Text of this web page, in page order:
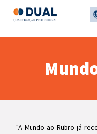
"A Mundo ao Rubro já